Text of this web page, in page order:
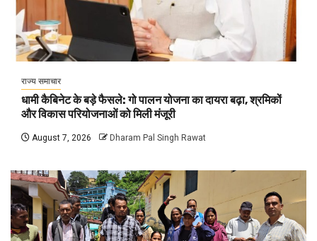
राज्य समाचार
धामी कैबिनेट के बड़े फैसले: गो पालन योजना का दायरा बढ़ा, श्रमिकों
और विकास परियोजनाओं को मिली मंजूरी
August 7, 2026 Dharam Pal Singh Rawat